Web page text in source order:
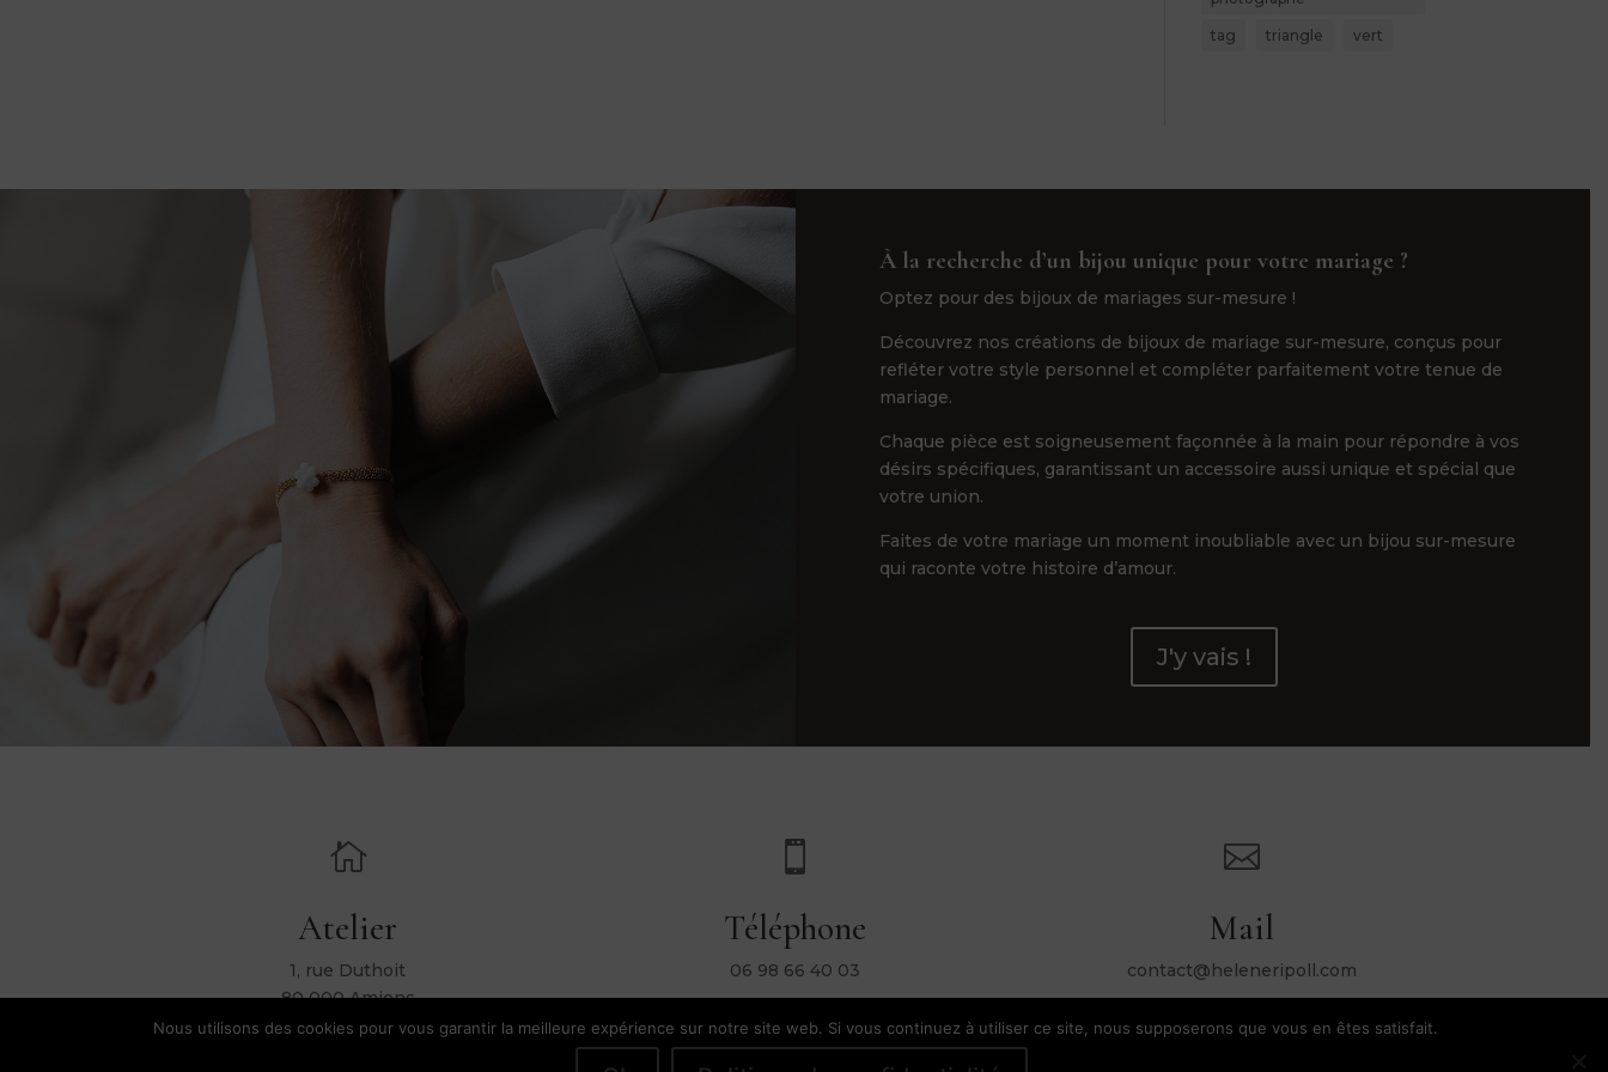
tag triangle vert
À la recherche d’un bijou unique pour votre mariage ?
Optez pour des bijoux de mariages sur-mesure !
Découvrez nos créations de bijoux de mariage sur-mesure, conçus pour
refléter votre style personnel et compléter parfaitement votre tenue de
mariage.
Chaque pièce est soigneusement façonnée à la main pour répondre à vos
désirs spécifiques, garantissant un accessoire aussi unique et spécial que
votre union.
Faites de votre mariage un moment inoubliable avec un bijou sur-mesure
qui raconte votre histoire d’amour.
J'y vais !

Atelier
1, rue Duthoit
80 000 Amiens

Téléphone
06 98 66 40 03

Mail
contact@heleneripoll.com
Conditions Générales de Vente Mentions Légales & Politique de Confidentialité
Nous utilisons des cookies pour vous garantir la meilleure expérience sur notre site web. Si vous continuez à utiliser ce site, nous supposerons que vous en êtes satisfait.